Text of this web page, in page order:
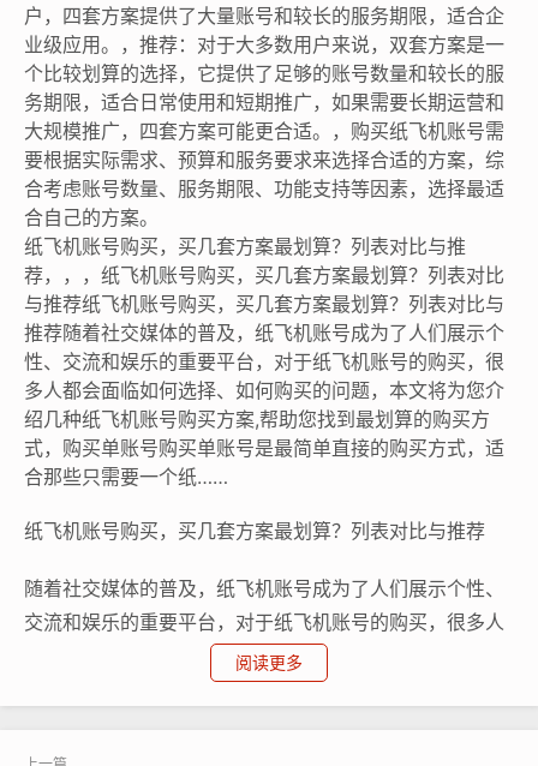
户，四套方案提供了大量账号和较长的服务期限，适合企
业级应用。，推荐：对于大多数用户来说，双套方案是一
个比较划算的选择，它提供了足够的账号数量和较长的服
务期限，适合日常使用和短期推广，如果需要长期运营和
大规模推广，四套方案可能更合适。，购买纸飞机账号需
要根据实际需求、预算和服务要求来选择合适的方案，综
合考虑账号数量、服务期限、功能支持等因素，选择最适
合自己的方案。
纸飞机账号购买，买几套方案最划算？列表对比与推
荐，，，纸飞机账号购买，买几套方案最划算？列表对比
与推荐纸飞机账号购买，买几套方案最划算？列表对比与
推荐随着社交媒体的普及，纸飞机账号成为了人们展示个
性、交流和娱乐的重要平台，对于纸飞机账号的购买，很
多人都会面临如何选择、如何购买的问题，本文将为您介
绍几种纸飞机账号购买方案,帮助您找到最划算的购买方
式，购买单账号购买单账号是最简单直接的购买方式，适
合那些只需要一个纸……
纸飞机账号购买，买几套方案最划算？列表对比与推荐
随着社交媒体的普及，纸飞机账号成为了人们展示个性、
交流和娱乐的重要平台，对于纸飞机账号的购买，很多人
都会面临如何选择、如何购买的问题，本文将为您介绍几
种纸飞机账号购买方案,帮助您找到最划算的购买方式。
阅读更多